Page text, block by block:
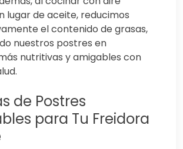
lugar de aceite, reducimos
el contenido de grasas,
nuestros postres en
nutritivas y amigables con
de Postres
para Tu Freidora